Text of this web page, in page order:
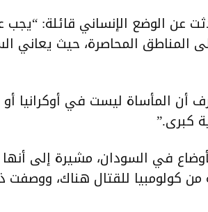
عن الوضع الإنساني قائلة: “يجب
المناطق المحاصرة، حيث يعاني
أن المأساة ليست في أوكرانيا
كبرى.”
في السودان، مشيرة إلى
كولومبيا للقتال هناك، ووصفت